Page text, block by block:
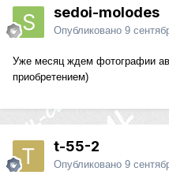
sedoi-molodes
Опубликовано 9
Уже месяц ждем фотографии
приобретением)
t-55-2
Опубликовано 9